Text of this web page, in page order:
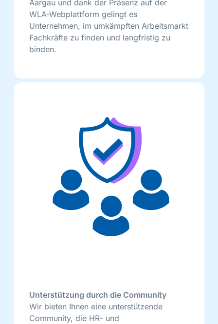
Aargau und dank der Präsenz auf der
WLA-Webplattform gelingt es
Unternehmen, im umkämpften Arbeitsmarkt
Fachkräfte zu finden und langfristig zu
binden.
Unterstützung durch die Community
Wir bieten Ihnen eine unterstützende
Community, die HR- und